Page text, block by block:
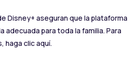
Disney+ aseguran que la plataforma
adecuada para toda la familia. Para
haga clic aquí.